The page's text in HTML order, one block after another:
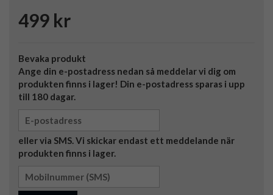
499 kr
Bevaka produkt
Ange din e-postadress nedan så meddelar vi dig om
produkten finns i lager! Din e-postadress sparas i upp
till 180 dagar.
eller via SMS. Vi skickar endast ett meddelande när
produkten finns i lager.